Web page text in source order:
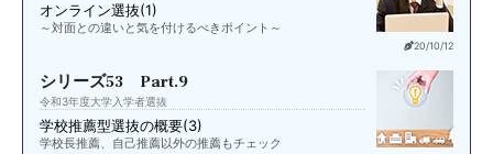
20/10/12
オンライン選抜(1)
～対面との違いと気を付けるべきポイント～
シリーズ53 Part.9
令和3年度大学入学者選抜
学校推薦型選抜の概要(3)
学校長推薦、自己推薦以外の推薦もチェック